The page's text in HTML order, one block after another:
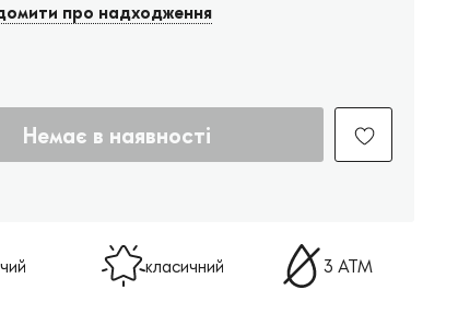
про надходження
Немає в наявності
класичний 3 АТМ